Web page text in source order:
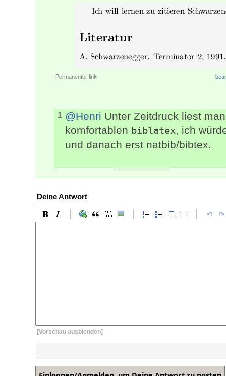
Permanenter link
1 @Henri Unter Zeitdruck liest
komfortablen biblatex, ich
und danach erst natbib/bibtex.
Deine Antwort
[Vorschau ausblenden]